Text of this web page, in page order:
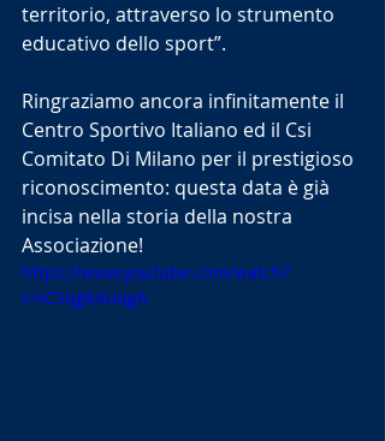
territorio, attraverso lo strumento
educativo dello sport”.
Ringraziamo ancora infinitamente il
Centro Sportivo Italiano ed il Csi
Comitato Di Milano per il prestigioso
riconoscimento: questa data è già
incisa nella storia della nostra
Associazione!
https://www.youtube.com/watch?
v=iCSqg64UqgA